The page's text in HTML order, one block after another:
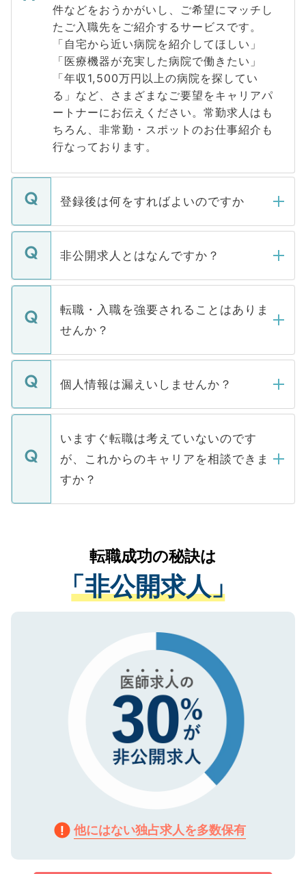
件などをおうかがいし、ご希望にマッチし
たご入職先をご紹介するサービスです。
「自宅から近い病院を紹介してほしい」
「医療機器が充実した病院で働きたい」
「年収1,500万円以上の病院を探してい
る」など、さまざまなご要望をキャリアパ
ートナーにお伝えください。常勤求人はも
ちろん、非常勤・スポットのお仕事紹介も
行なっております。
登録後は何をすればよいのですか
ご登録いただきましたら、弊社担当者がご
登録内容を確認し、その後メールもしくは
ます。通常、5営業日以内にはご連絡をせて
いただきますので、しばらくお待ちくださ
い。
非公開求人とはなんですか？
マイナビDOCTORで取り扱っている求人の
うち約3割は、Webサイトからご覧いただ
けない「非公開求人」です。非公開求人は
下記の理由によって、一般には公開してい
ません。
■応募殺到を避けるため 人気のある医療機
関を公にしてしまうと、応募が殺到する場
に、医療機関が求める条件に合った人材の
みを人材紹介会社に依頼するケースが増え
ています。
転職・入職を強要されることはありま
せんか？
転職・入職を強要することは一切ありませ
ん。また、仮に応募先から内定をいただい
定を承諾する必要はありません。内定先へ
の辞退の連絡はキャリアパートナーが行い
ますので、ご安心ください。
個人情報は漏えいしませんか？
個人情報が漏えいすることはありませんの
で、ご安心ください。当サイトからの登録
などで収集したご登録者様の個人情報は、
ご本人のキャリアアップおよび転職活動の
支援を目的に使用いたします。お預かりし
ているすべての個人データはご本人の許可
は、個人情報の取り扱いについての厳密な
管理基準を満たした事業者のみに付与され
る、プライバシーマークを取得済みです。
ご登録いただいた個人情報は、SSL（デー
で、機密保持に関してもご安心ください。
いますぐ転職は考えていないのです
が、これからのキャリアを相談できま
すか？
かがいして、現在の医療機関の状況や紹介
経験をまじえながら、適切なアドバイスを
させていただきます。すぐにご転職をされ
ない方には、長期的なサポートが可能です
ので、まずはご登録ください。
転職成功の秘訣は
「非公開求人」
他にはない独占求人を多数保有